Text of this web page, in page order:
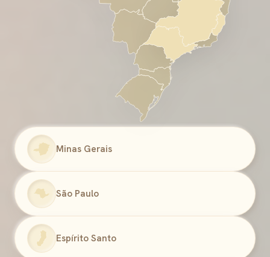
Minas Gerais
São Paulo
Espírito Santo